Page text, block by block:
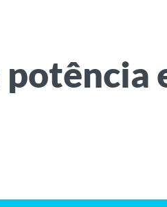
potência